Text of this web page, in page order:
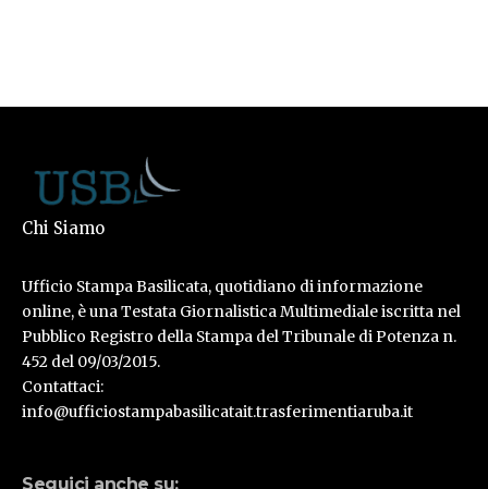
Chi Siamo
Ufficio Stampa Basilicata, quotidiano di informazione
online, è una Testata Giornalistica Multimediale iscritta nel
Pubblico Registro della Stampa del Tribunale di Potenza n.
452 del 09/03/2015.
Contattaci:
info@ufficiostampabasilicatait.trasferimentiaruba.it
Seguici anche su: